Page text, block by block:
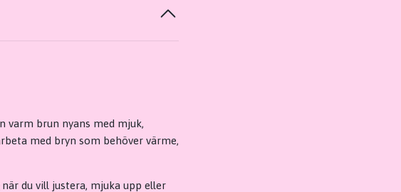
varm brun nyans med mjuk,
med bryn som behöver värme,
du vill justera, mjuka upp eller